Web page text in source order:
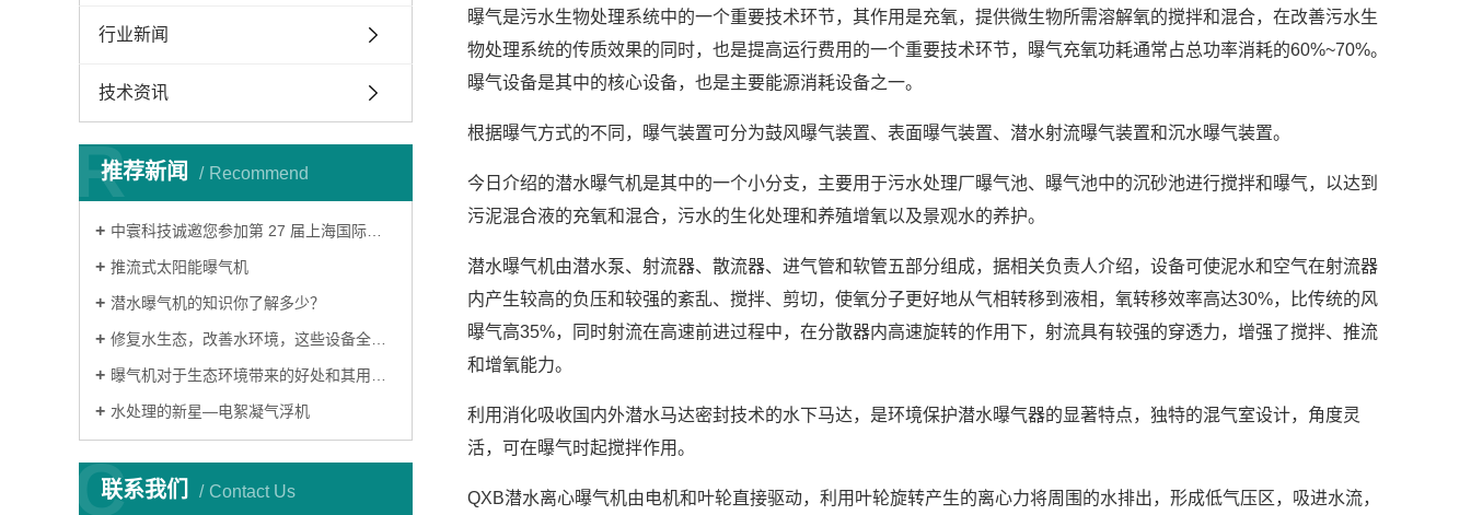
行业新闻
技术资讯
推荐新闻 Recommend
R
‌中寰科技诚邀您参加第 27 届上海国际环博会‌
推流式太阳能曝气机
潜水曝气机的知识你了解多少？
修复水生态，改善水环境，这些设备全搞定
曝气机对于生态环境带来的好处和其用途有哪些？
水处理的新星—电絮凝气浮机
联系我们 Contact Us
C
曝气是污水生物处理系统中的一个重要技术环节，其作用是充氧，提供微生物所需溶解氧的搅拌和混合，在改善污水生
物处理系统的传质效果的同时，也是提高运行费用的一个重要技术环节，曝气充氧功耗通常占总功率消耗的60%~70%。
曝气设备是其中的核心设备，也是主要能源消耗设备之一。
根据曝气方式的不同，曝气装置可分为鼓风曝气装置、表面曝气装置、潜水射流曝气装置和沉水曝气装置。
今日介绍的潜水曝气机是其中的一个小分支，主要用于污水处理厂曝气池、曝气池中的沉砂池进行搅拌和曝气，以达到
污泥混合液的充氧和混合，污水的生化处理和养殖增氧以及景观水的养护。
潜水曝气机由潜水泵、射流器、散流器、进气管和软管五部分组成，据相关负责人介绍，设备可使泥水和空气在射流器
内产生较高的负压和较强的紊乱、搅拌、剪切，使氧分子更好地从气相转移到液相，氧转移效率高达30%，比传统的风
曝气高35%，同时射流在高速前进过程中，在分散器内高速旋转的作用下，射流具有较强的穿透力，增强了搅拌、推流
和增氧能力。
利用消化吸收国内外潜水马达密封技术的水下马达，是环境保护潜水曝气器的显著特点，独特的混气室设计，角度灵
活，可在曝气时起搅拌作用。
QXB潜水离心曝气机由电机和叶轮直接驱动，利用叶轮旋转产生的离心力将周围的水排出，形成低气压区，吸进水流，